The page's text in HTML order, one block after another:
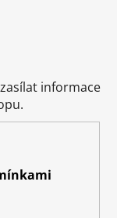
informace